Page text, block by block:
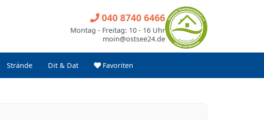
Strände Dit & Dat Favoriten
040 8740 6466
Montag - Freitag: 10 - 16 Uhr
moin@ostsee24.de